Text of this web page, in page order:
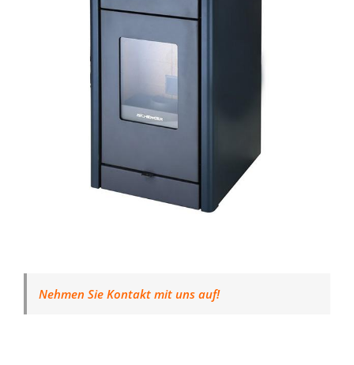
Nehmen Sie Kontakt mit uns auf!